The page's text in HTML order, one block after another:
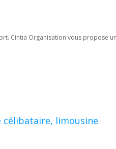
Cintia Organisation vous propose
célibataire, limousine